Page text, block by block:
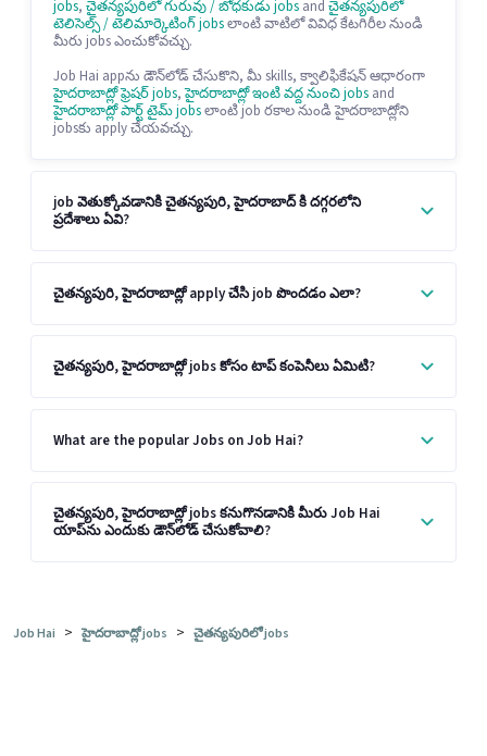
jobs, చైతన్యపురిలో గురువు / బోధకుడు jobs and చైతన్యపురిలో
టెలిసెల్స్ / టెలిమార్కెటింగ్ jobsలాంటి వాటిలో వివిధ కేటగిరీల నుండి
మీరు jobs ఎంచుకోవచ్చు.
Job Hai appను డౌన్‌లోడ్ చేసుకొని, మీ skills, క్వాలిఫికేషన్ ఆధారంగా
హైదరాబాద్లో ఫ్రెషర్ jobs,హైదరాబాద్లో ఇంటి వద్ద నుంచి jobs and
హైదరాబాద్లో పార్ట్ టైమ్ jobsలాంటి job రకాల నుండి హైదరాబాద్లోని
jobsకు apply చేయవచ్చు.
job వెతుక్కోవడానికి చైతన్యపురి, హైదరాబాద్ కి దగ్గరలోని
ప్రదేశాలు ఏవి?
చైతన్యపురి, హైదరాబాద్లో apply చేసి job పొందడం ఎలా?
చైతన్యపురి, హైదరాబాద్లో jobs కోసం టాప్ కంపెనీలు ఏమిటి?
What are the popular Jobs on Job Hai?
చైతన్యపురి, హైదరాబాద్లో jobs కనుగొనడానికి మీరు Job Hai
యాప్‌ను ఎందుకు డౌన్‌లోడ్ చేసుకోవాలి?
Job Hai > హైదరాబాద్లో jobs > చైతన్యపురిలో jobs